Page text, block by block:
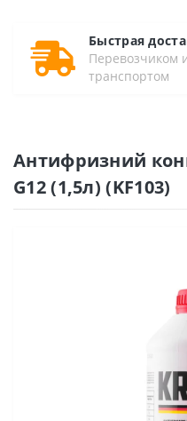
Быстрая
Перевозчиком
транспортом
Антифризний
G12 (1,5л) (KF103)